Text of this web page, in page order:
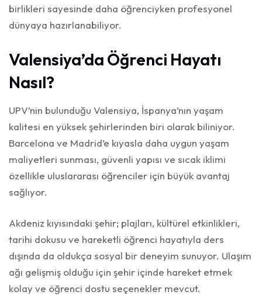
birlikleri sayesinde daha öğrenciyken profesyonel
dünyaya hazırlanabiliyor.
Valensiya’da Öğrenci Hayatı
Nasıl?
UPV’nin bulunduğu Valensiya, İspanya’nın yaşam
kalitesi en yüksek şehirlerinden biri olarak biliniyor.
Barcelona ve Madrid’e kıyasla daha uygun yaşam
maliyetleri sunması, güvenli yapısı ve sıcak iklimi
özellikle uluslararası öğrenciler için büyük avantaj
sağlıyor.
Akdeniz kıyısındaki şehir; plajları, kültürel etkinlikleri,
tarihi dokusu ve hareketli öğrenci hayatıyla ders
dışında da oldukça sosyal bir deneyim sunuyor. Ulaşım
ağı gelişmiş olduğu için şehir içinde hareket etmek
kolay ve öğrenci dostu seçenekler mevcut.